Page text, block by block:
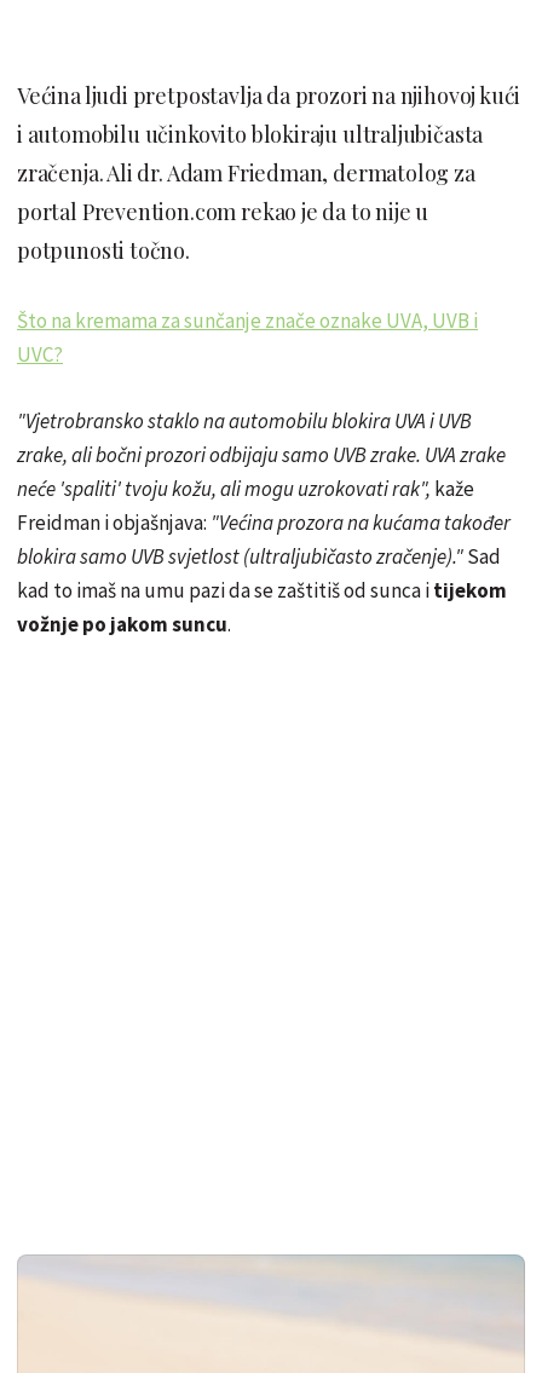
Većina ljudi pretpostavlja da prozori na njihovoj kući
i automobilu učinkovito blokiraju ultraljubičasta
zračenja. Ali dr. Adam Friedman, dermatolog za
portal Prevention.com rekao je da to nije u
potpunosti točno.
Što na kremama za sunčanje znače oznake UVA, UVB i
UVC?
"Vjetrobransko staklo na automobilu blokira UVA i UVB
zrake, ali bočni prozori odbijaju samo UVB zrake. UVA zrake
neće 'spaliti' tvoju kožu, ali mogu uzrokovati rak", kaže
Freidman i objašnjava: "Većina prozora na kućama također
blokira samo UVB svjetlost (ultraljubičasto zračenje)."Sad
kad to imaš na umu pazi da se zaštitiš od sunca itijekom
vožnje po jakom suncu.